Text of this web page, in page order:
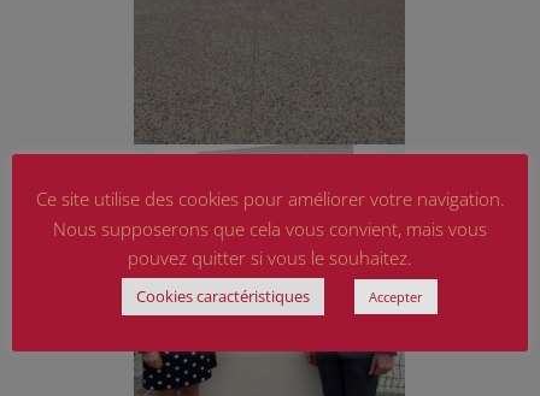
Ce site utilise des cookies pour améliorer votre navigation.
Nous supposerons que cela vous convient, mais vous
pouvez quitter si vous le souhaitez.
Cookies caractéristiques Accepter